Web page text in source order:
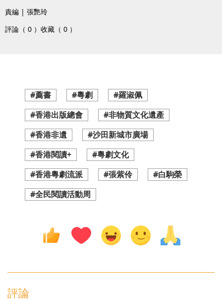
責編 | 張艷玲
評論（ 0 ） 收藏（ 0 ）
#薦書 #粵劇
#羅淑佩
#香港出版總會
#非物質文化遺產
#香港非遺
#沙田新城市廣場
#香港閱讀+
#粵劇文化
#香港粵劇流派
#張紫伶
#白駒榮
#全民閱讀活動周
評論